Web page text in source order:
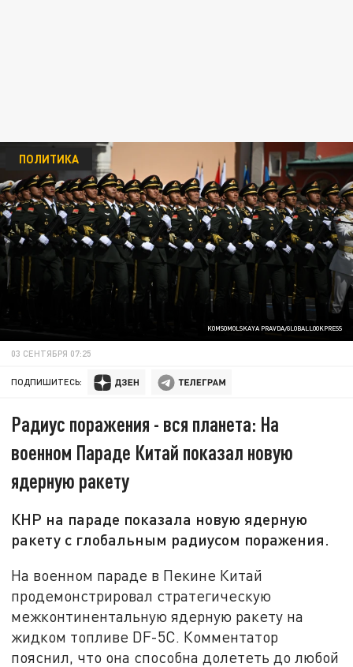
KOMSOMOLSKAYA PRAVDA/GLOBALLOOKPRESS
ПОЛИТИКА
03 СЕНТЯБРЯ 07:25
ПОДПИШИТЕСЬ:
Радиус поражения - вся планета: На
военном Параде Китай показал новую
ядерную ракету
КНР на параде показала новую ядерную
ракету с глобальным радиусом поражения.
На военном параде в Пекине Китай
продемонстрировал стратегическую
межконтинентальную ядерную ракету на
жидком топливе DF-5C. Комментатор
пояснил, что она способна долететь до любой